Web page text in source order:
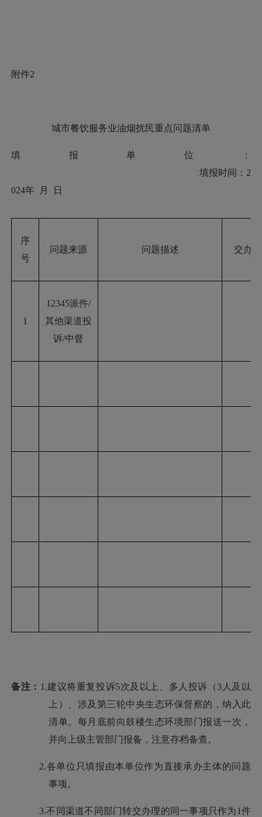
附件2
城市餐饮服务业油烟扰民重点问题清单
填报单位：
填报时间： 2
024年 月 日
序
号
问题来源 问题描述 交办
1
12345派件/
其他渠道投
诉/中督
备注： 1.建议将重复投诉5次及以上 、多人投诉（3人及以
上 ）、 涉及第三轮中央生态环保督察的 ，纳入此
清单。每月底前向鼓楼生态环境部门报送一次，
并向上级主管部门报备，注意存档备查。
2.各单位只填报由本单位作为直接承办主体的问题
事项。
3.不同渠道不同部门转交办理的同一事项只作为1件